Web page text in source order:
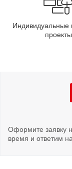
Индивидуальные
проекты
Оформите заявку
время и ответим